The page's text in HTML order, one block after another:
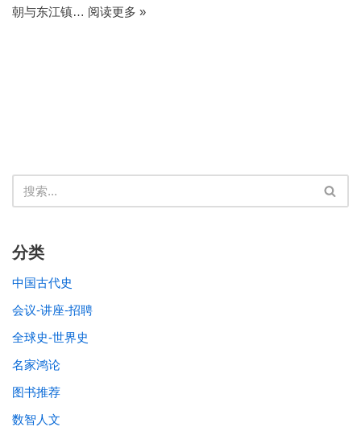
朝与东江镇… 阅读更多 »
分类
中国古代史
会议-讲座-招聘
全球史-世界史
名家鸿论
图书推荐
数智人文